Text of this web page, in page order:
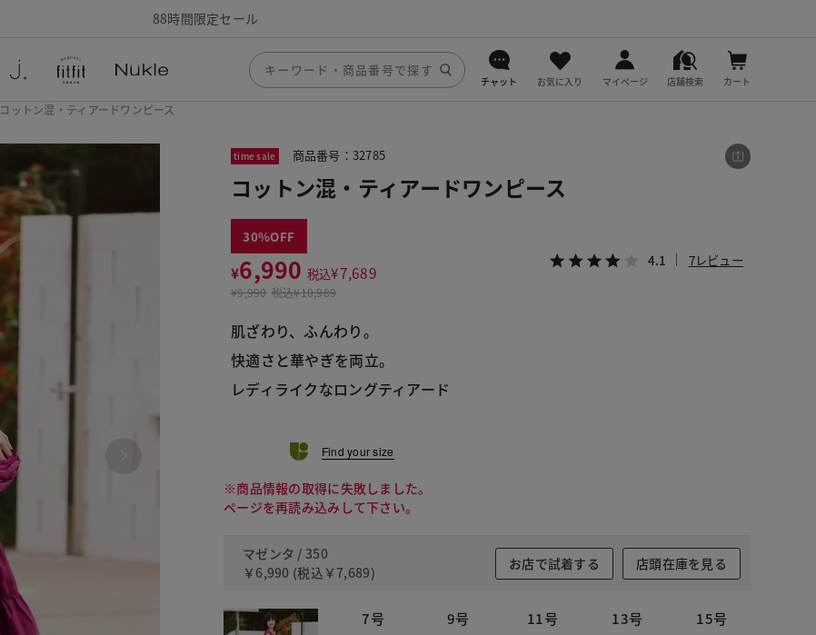
88時間限定セール
チャット お気に入り マイページ 店舗検索 カート
コットン混・ティアードワンピース
time sale 商品番号：32785
コットン混・ティアードワンピース
30
¥6,990 税込¥7,689
¥9,990 税込¥10,989
4.1 7レビュー
肌ざわり、ふんわり。
快適さと華やぎを両立。
レディライクなロングティアード
Find your size
※商品情報の取得に失敗しました。
ページを再読み込みして下さい。
マゼンタ / 350
￥6,990 (税込 ￥7,689)
お店で試着する 店頭在庫を見る
7号 9号 11号 13号 15号